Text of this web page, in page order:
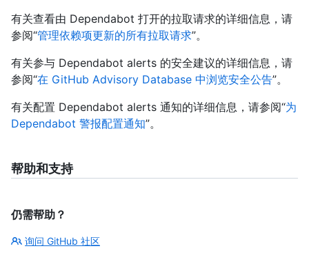
有关查看由 Dependabot 打开的拉取请求的详细信息，请
参阅“管理依赖项更新的所有拉取请求”。
有关参与 Dependabot alerts 的安全建议的详细信息，请
参阅“在 GitHub Advisory Database 中浏览安全公告”。
有关配置 Dependabot alerts 通知的详细信息，请参阅“为
Dependabot 警报配置通知”。
帮助和支持
仍需帮助？
询问 GitHub 社区